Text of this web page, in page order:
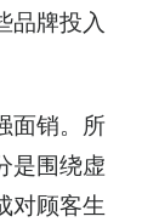
品牌投入
面销。所
是围绕虚
对顾客生